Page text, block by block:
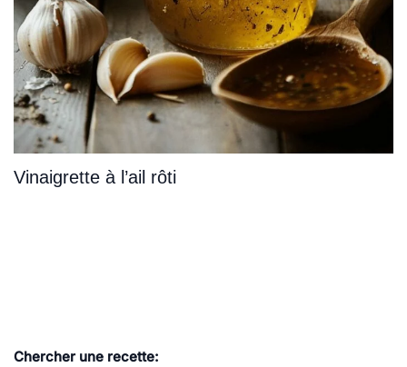
Vinaigrette à l’ail rôti
Chercher une recette: